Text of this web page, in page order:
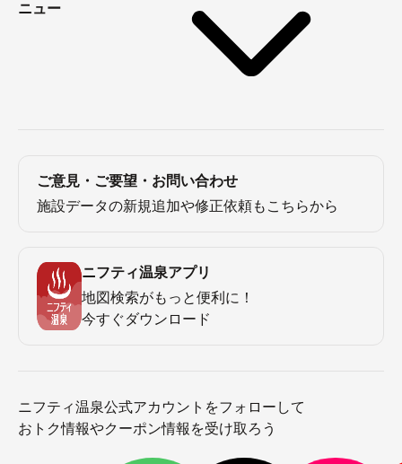
ニュー
ご意見・ご要望・お問い合わせ
施設データの新規追加や修正依頼もこちらから
ニフティ温泉アプリ
地図検索がもっと便利に！
今すぐダウンロード
ニフティ温泉公式アカウントをフォローして
おトク情報やクーポン情報を受け取ろう